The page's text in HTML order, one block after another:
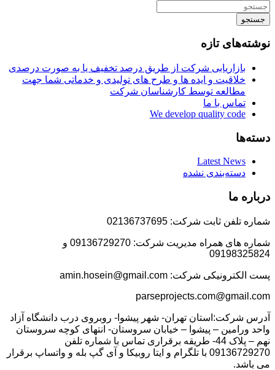
جستجو
نوشته‌های تازه
بازاریابی شرکت از طریق درصد تخفیف یا به صورت درصدی
خلاقیت و ایده ها و طرح های تولیدی و خدماتی شما جهت
مطالعه توسط کارشناسان شرکت
تماس با ما
We develop quality code
دسته‌ها
Latest News
دسته‌بندی نشده
درباره ما
شماره تلفن ثابت شرکت: 02136737695
شماره های همراه مدیریت شرکت: 09136729270 و
09198325824
پست الکترونیکی شرکت: amin.hosein@gmail.com
parseprojects.com@gmail.com
آدرس شرکت:استان تهران- شهر پیشوا- روبروی درب دانشگاه آزاد
واحد ورامین – پیشوا – خیابان سروستان- انتهای کوچه سروستان
نهم – پلاک 44- طریقه برقراری تماس با شماره تلفن
09136729270 با تلگرام و ایتا روبیکا و آی گپ بله و واتساپ برقرار
می باشد.